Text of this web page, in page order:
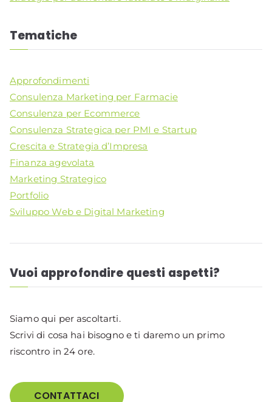
Tematiche
Approfondimenti
Consulenza Marketing per Farmacie
Consulenza per Ecommerce
Consulenza Strategica per PMI e Startup
Crescita e Strategia d’Impresa
Finanza agevolata
Marketing Strategico
Portfolio
Sviluppo Web e Digital Marketing
Vuoi approfondire questi aspetti?
Siamo qui per ascoltarti.
Scrivi di cosa hai bisogno e ti daremo un primo
riscontro in 24 ore.
CONTATTACI